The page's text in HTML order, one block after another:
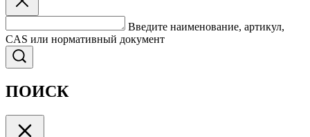
Введите наименование, артикул,
CAS или нормативный документ
ПОИСК